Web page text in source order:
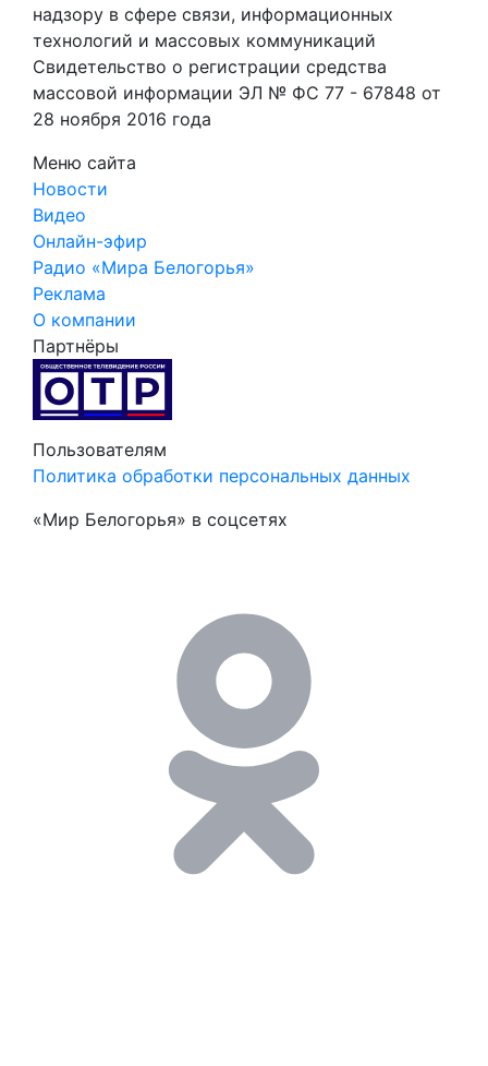
надзору в сфере связи, информационных
технологий и массовых коммуникаций
Свидетельство о регистрации средства
массовой информации ЭЛ № ФС 77 - 67848 от
28 ноября 2016 года
Меню сайта
Новости
Видео
Онлайн-эфир
Радио «Мира Белогорья»
Реклама
О компании
Партнёры
Пользователям
Политика обработки персональных данных
«Мир Белогорья» в соцсетях